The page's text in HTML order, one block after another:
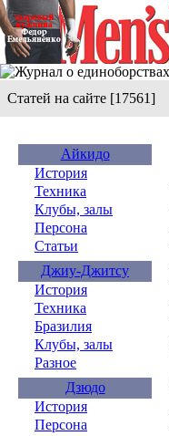
Статей на сайте [17561]
Айкидо
История
Техника
Клубы, залы
Персона
Статьи
Джиу-Джитсу
История
Техника
Бразилия
Клубы, залы
Разное
Дзюдо
История
Персона